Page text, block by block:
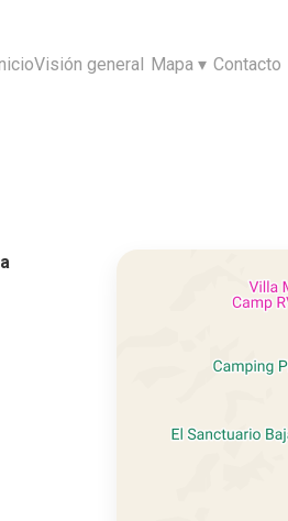
Visión general Mapa ▾ Contacto